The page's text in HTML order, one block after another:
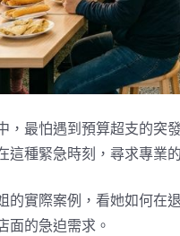
，最怕遇到預算超支的突
這種緊急時刻，尋求專業
的實際案例，看她如何在
面的急迫需求。